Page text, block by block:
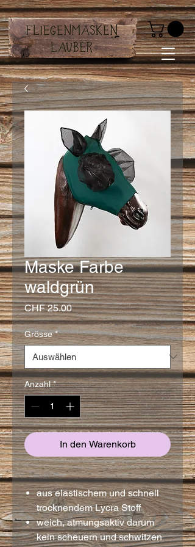
Maske Farbe
waldgrün
CHF 25.00Preis
Grösse *
Anzahl *
In den Warenkorb
aus elastischem und schnell
trocknendem Lycra Stoff
weich, atmungsaktiv darum
kein scheuern und schwitzen